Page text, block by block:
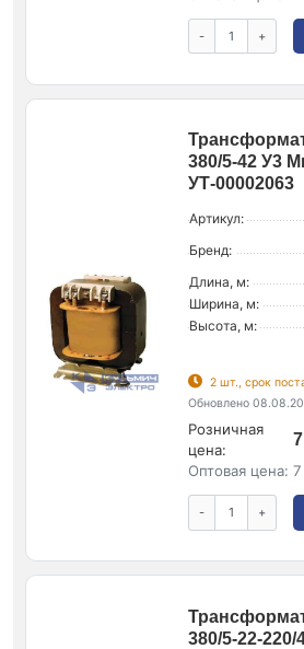
- +
380/5-42 У3
УТ-00002063
Артикул:
Бренд:
Длина, м:
Ширина, м:
Высота, м:
2 шт., срок
Обновлено
Розничная
цена:
Оптовая цена:
- +
380/5-22-